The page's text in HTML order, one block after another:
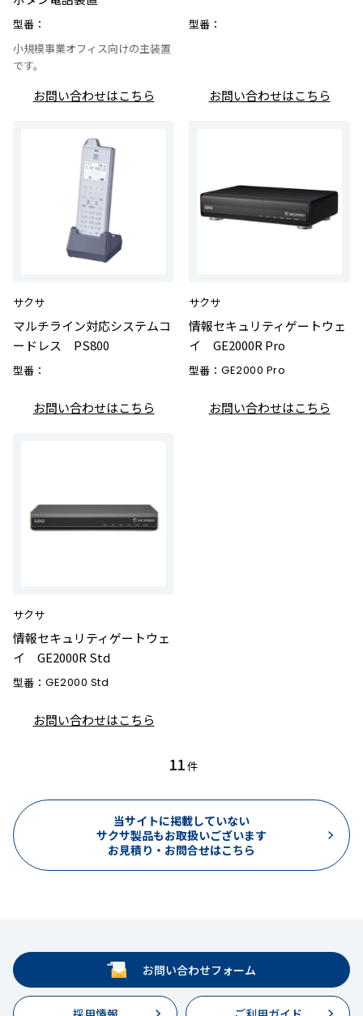
型番：
小規模事業オフィス向けの主装置
です。
お問い合わせはこちら
型番：
お問い合わせはこちら
サクサ
マルチライン対応システムコ
ードレス PS800
型番：
お問い合わせはこちら
サクサ
情報セキュリティゲートウェ
イ GE2000R Pro
型番： GE2000 Pro
お問い合わせはこちら
サクサ
情報セキュリティゲートウェ
イ GE2000R Std
型番： GE2000 Std
お問い合わせはこちら
11件
当サイトに掲載していない
サクサ製品もお取扱いございます
お見積り・お問合せはこちら
お問い合わせフォーム